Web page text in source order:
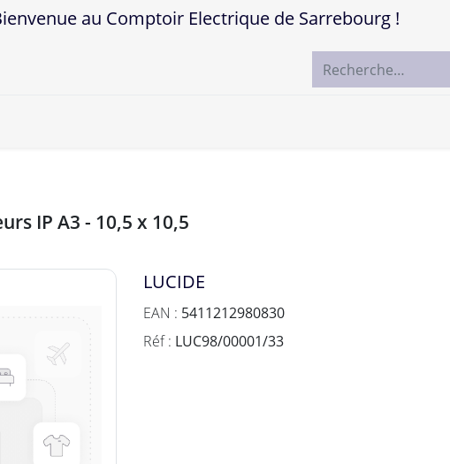
au Comptoir Electrique de Sarrebourg !
IP A3 - 10,5 x 10,5
LUCIDE
EAN : 5411212980830
Réf : LUC98/00001/33